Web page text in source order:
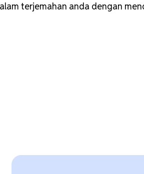
terjemahan anda dengan